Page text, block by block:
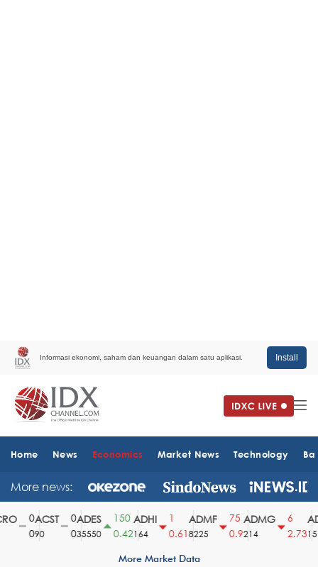
Informasi ekonomi, saham dan keuangan dalam satu aplikasi. Install
Home News Economics Market News Technology
More news:
ACST
90
ADES
35550
150
0.42
ADHI
164
0.61
ADMF
8225
75
0.9
ADMG
214
2.731510
More Market Data